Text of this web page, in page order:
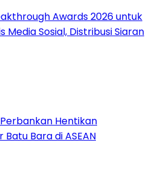
Awards 2026 untuk
Media Sosial, Distribusi Siaran
Hentikan
Bara di ASEAN